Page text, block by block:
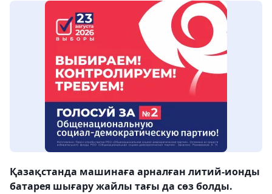
Қазақстанда машинаға арналған литий-ионды
батарея шығару жайлы тағы да сөз болды.